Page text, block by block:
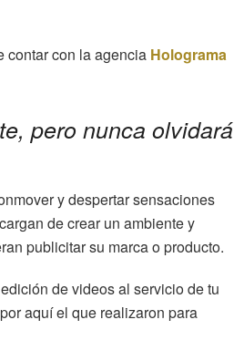
contar con la agencia Holograma
pero nunca olvidará
y despertar sensaciones
de crear un ambiente y
publicitar su marca o producto.
de videos al servicio de tu
aquí el que realizaron para